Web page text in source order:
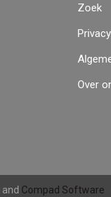
Zoek
Over
and Compad Software